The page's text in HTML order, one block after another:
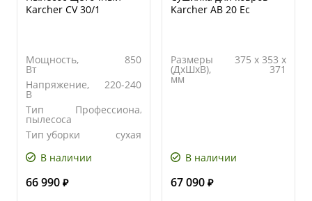
Karcher CV 30/1
Мощность,
Вт
850
Напряжение,
В
220-240
Тип
пылесоса
Профессиональный
Тип уборки
сухая
В наличии
66 990 ₽
Karcher AB 20 Ec
Размеры
(ДхШхВ),
мм
375 x 353 x
371
В наличии
67 090 ₽